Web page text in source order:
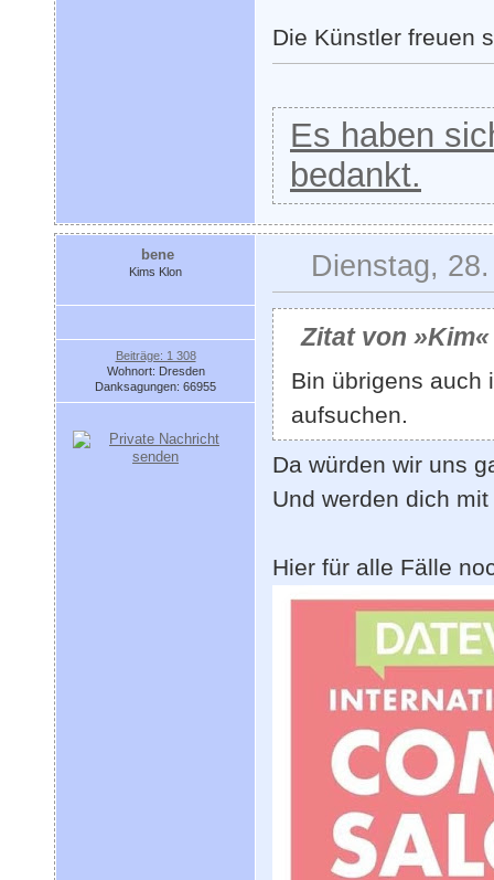
Die Künstler freuen
Es haben
bedankt.
bene
Kims Klon
Beiträge: 1 308
Wohnort: Dresden
Danksagungen: 66955
Dienstag,
Zitat von »Kim«
Bin übrigens auch
aufsuchen.
Da würden wir uns
Und werden dich
Hier für alle Fälle